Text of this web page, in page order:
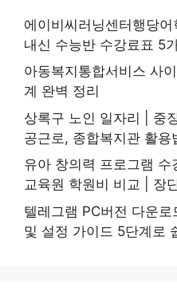
에이비씨러닝센터행당
내신 수능반 수강료표 5
아동복지통합서비스 사
계 완벽 정리
상록구 노인 일자리 | 중
공근로, 종합복지관 활용
유아 창의력 프로그램
교육원 학원비 비교 | 장
텔레그램 PC버전 다운
및 설정 가이드 5단계로